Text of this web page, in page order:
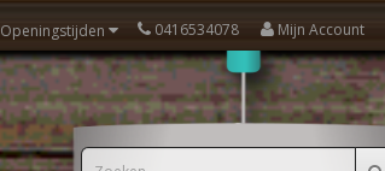
Openingstijden 0416534078 Mijn Account